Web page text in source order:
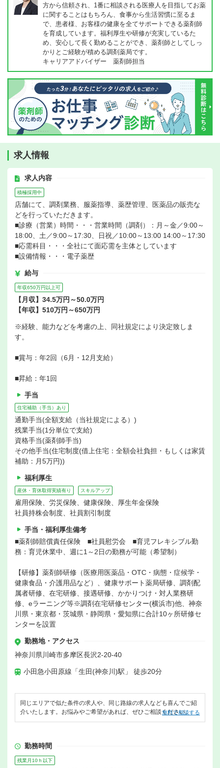
方から信頼され、1番に相談される医療人を目指してお薬
に関することはもちろん、食事から生活習慣に至るま
で、患者様、お客様の健康を全てサポートできる薬剤師
を育成しています。福利厚生や研修が充実しているた
め、安心して長く勤めることができ、薬剤師としてしっ
かりとご経験が積める調剤薬局です。
キャリアアドバイザー 薬剤師担当
求人情報
求人内容
積極採用中
店舗にて、調剤業務、服薬指導、薬歴管理、医薬品の販売な
どを行っていただきます。
■診療（営業）時間・・・営業時間（調剤）：月～金／9:00～
18:00、土／9:00～17:30、日祝／10:00～13:00 14:00～17:30
■応需科目・・・全社にて面応需を主体としています
■設備情報・・・電子薬歴
給与
年収650万円以上可
【月収】34.5万円～50.0万円
【年収】510万円～650万円
※経験、能力などを考慮の上、同社規定により決定致しま
す。
■賞与：年2回（6月・12月支給）
■昇給：年1回
手当
住宅補助（手当）あり
通勤手当(全額支給（当社規定による）)
残業手当(1分単位で支給)
資格手当(薬剤師手当)
その他手当(住宅制度(借上住宅：全額会社負担・もしくは家賃
補助：月5万円))
福利厚生
産休・育休取得実績有り スキルアップ
雇用保険、労災保険、健康保険、厚生年金保険
社員持株会制度、社員割引制度
手当・福利厚生備考
■薬剤師賠償責任保険 ■社員慰労会 ■育児フレキシブル勤
務：育児休業中、週に1～2日の勤務が可能（希望制）
【研修】薬剤師研修（医療用医薬品・OTC・病態・症候学・
健康食品・介護用品など）、健康サポート薬局研修、調剤配
属者研修、在宅研修、接遇研修、かかりつけ・対人業務研
修、eラーニング等※調剤在宅研修センター(横浜市)他、神奈
川県・東京都・茨城県・静岡県・愛知県に合計10ヶ所研修セ
ンターを設置
勤務地・アクセス
神奈川県川崎市多摩区長沢2-20-40
小田急小田原線「生田(神奈川)駅」 徒歩20分
同じエリアで似た条件の求人や、同じ路線の求人なども喜んでご紹
介いたします。お悩みやご希望があれば、ぜひご相談ください。
無料で相談する
勤務時間
残業月10ｈ以下